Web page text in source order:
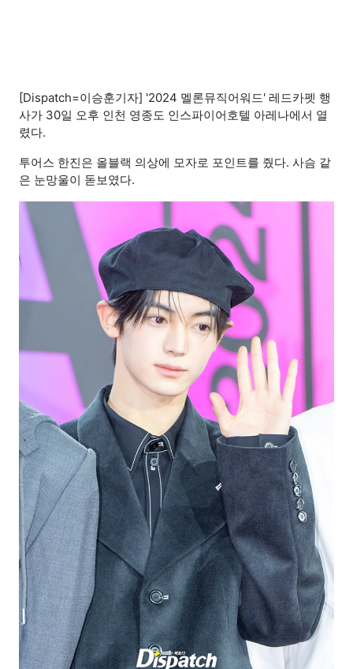
[Dispatch=이승훈기자] '2024 멜론뮤직어워드' 레드카펫 행
사가 30일 오후 인천 영종도 인스파이어호텔 아레나에서 열
렸다.
투어스 한진은 올블랙 의상에 모자로 포인트를 줬다. 사슴 같
은 눈망울이 돋보였다.